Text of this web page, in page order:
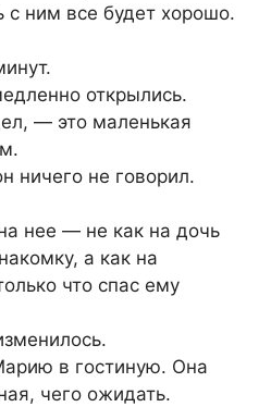
с ним все будет хорошо.
открылись.
— это маленькая
ничего не говорил.
нее — не как на дочь
а как на
что спас ему
в гостиную. Она
чего ожидать.